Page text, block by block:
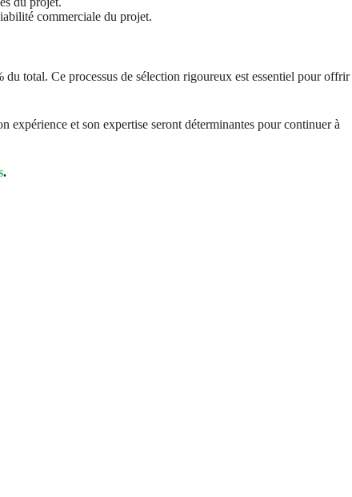
commerciale du projet.
total. Ce processus de sélection rigoureux est essentiel pour offrir
expérience et son expertise seront déterminantes pour continuer à
.